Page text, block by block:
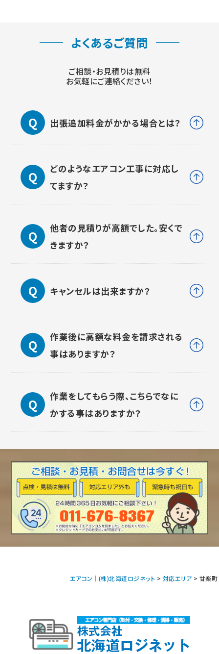
よくあるご質問
ご相談・お見積りは無料
お気軽にご連絡ください！
出張追加料金がかかる場合とは？
どのようなエアコン工事に対応し
てますか？
他者の見積りが高額でした。安くで
きますか？
キャンセルは出来ますか？
作業後に高額な料金を請求される
事はありますか？
作業をしてもらう際、こちらでなに
かする事はありますか？
エアコン｜(株)北海道ロジネット > 対応エリア > 甘楽町